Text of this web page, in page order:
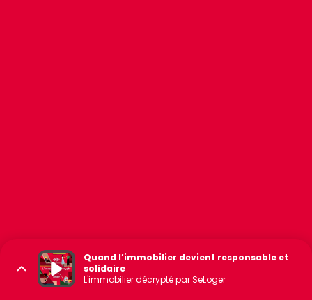
Quand l’immobilier devient responsable et
solidaire
L'immobilier décrypté par SeLoger